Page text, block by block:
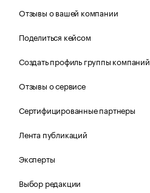
Отзывы о вашей компании
Поделиться кейсом
Создать профиль группы компаний
Отзывы о сервисе
Сертифицированные партнеры
Лента публикаций
Эксперты
Выбор редакции